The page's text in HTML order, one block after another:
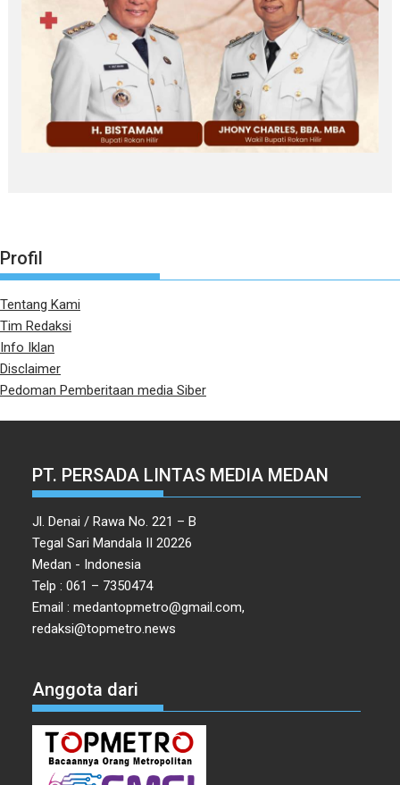
Profil
Tentang Kami
Tim Redaksi
Info Iklan
Disclaimer
Pedoman Pemberitaan media Siber
PT. PERSADA LINTAS MEDIA MEDAN
Jl. Denai / Rawa No. 221 – B
Tegal Sari Mandala II 20226
Medan - Indonesia
Telp : 061 – 7350474
Email : medantopmetro@gmail.com,
redaksi@topmetro.news
Anggota dari